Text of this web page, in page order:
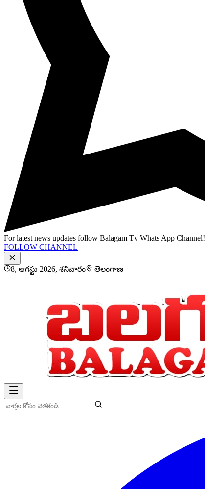
For latest news updates follow Balagam Tv Whats App Channel!
FOLLOW CHANNEL
8, ఆగస్టు 2026, శనివారం తెలంగాణ